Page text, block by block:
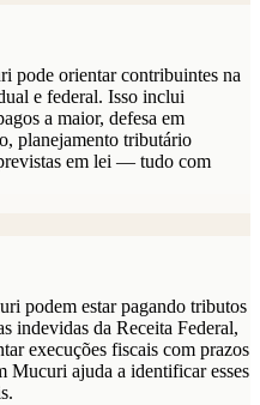
pode orientar contribuintes na
e federal. Isso inclui
a maior, defesa em
planejamento tributário
em lei — tudo com
podem estar pagando tributos
indevidas da Receita Federal,
execuções fiscais com prazos
Mucuri ajuda a identificar esses